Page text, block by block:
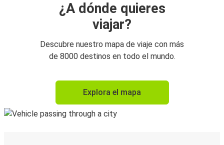
¿A dónde quieres
viajar?
Descubre nuestro mapa de viaje con más
de 8000 destinos en todo el mundo.
Explora el mapa